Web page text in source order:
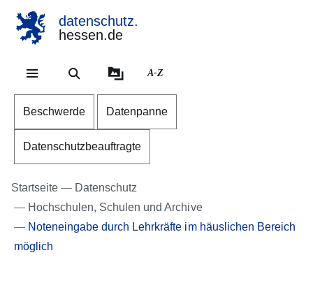
datenschutz.
hessen.de
A-Z
Beschwerde Datenpanne
Datenschutzbeauftragte
Startseite
Datenschutz
Hochschulen, Schulen und Archive
Noteneingabe durch Lehrkräfte im häuslichen Bereich
möglich